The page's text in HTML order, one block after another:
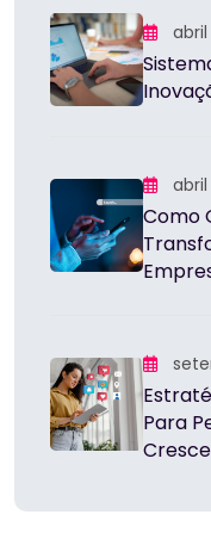
abril
abril
Como
Para